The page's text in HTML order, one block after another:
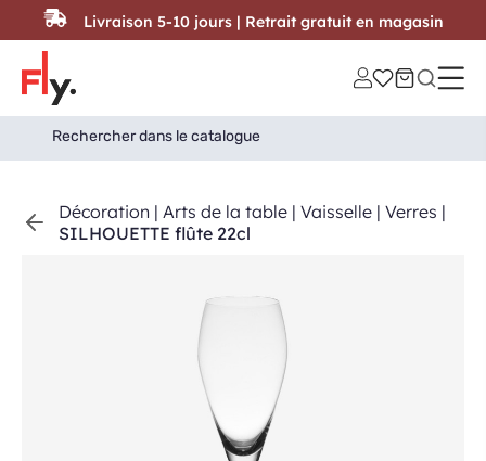
Passer au contenu
Search
for:
Search Button
Décoration | Arts de la table | Vaisselle | Verres |
SILHOUETTE flûte 22cl
Livraison 5-10 jours | Retrait gratuit en magasin